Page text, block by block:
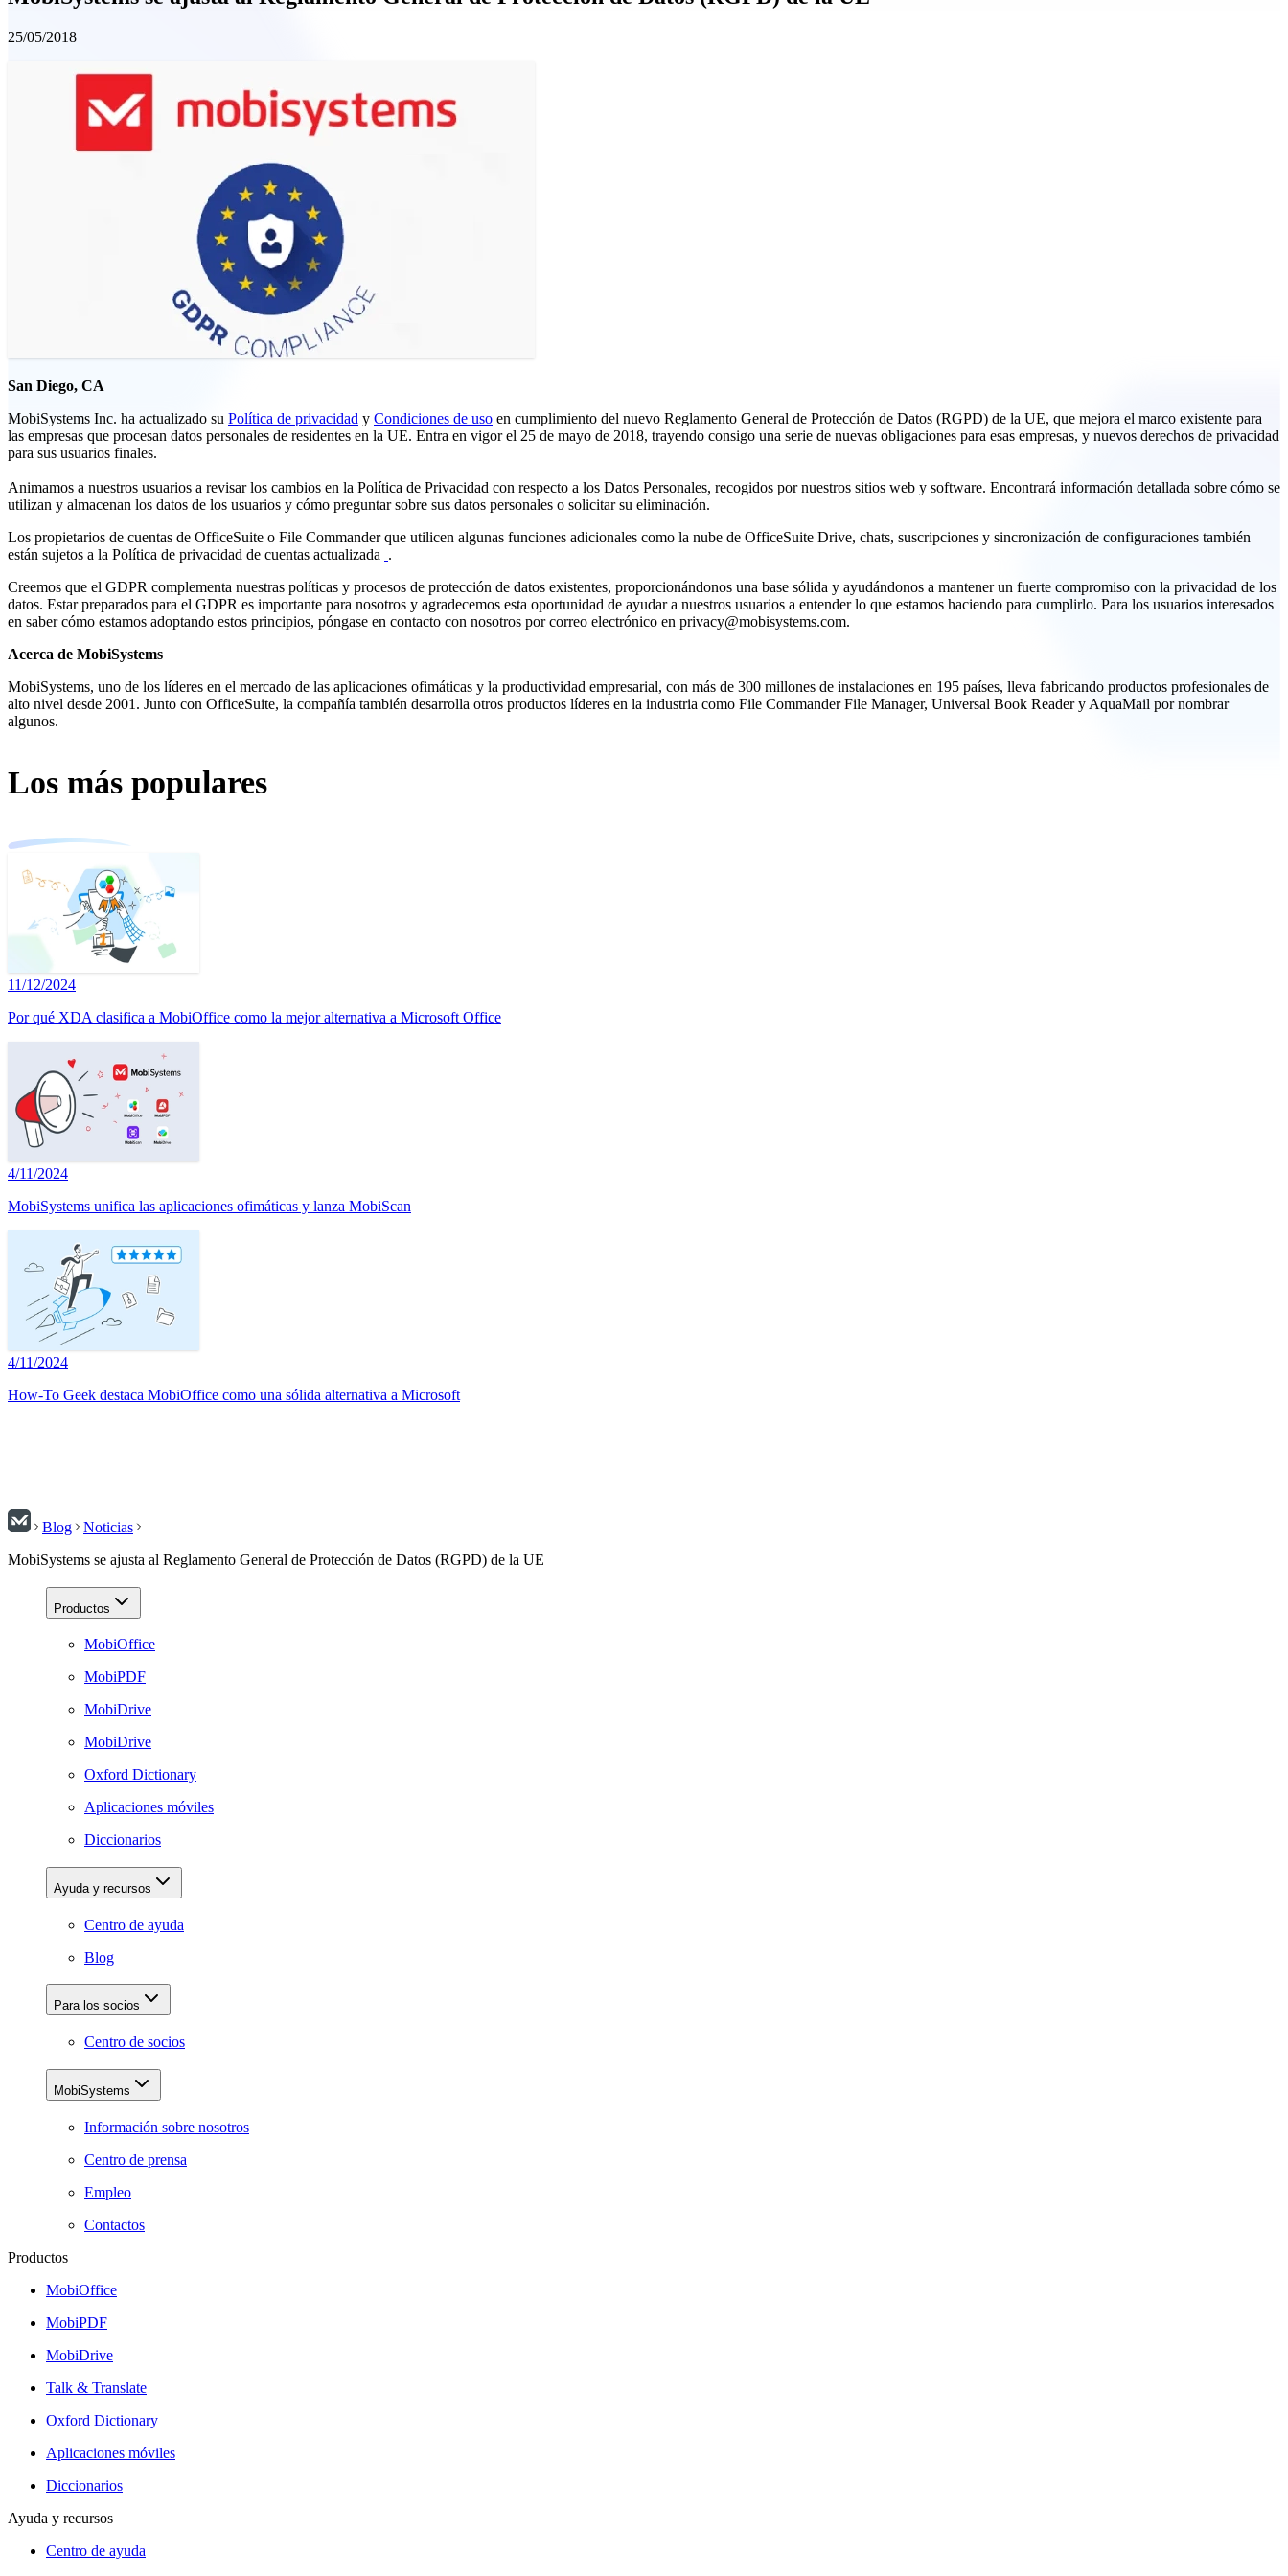
25/05/2018
San Diego, CA
MobiSystems Inc. ha actualizado su Política de privacidad y Condiciones de uso en cumplimiento del nuevo Reglamento General de Protección de Datos (RGPD) de la UE, que mejora el marco existente para
las empresas que procesan datos personales de residentes en la UE. Entra en vigor el 25 de mayo de 2018, trayendo consigo una serie de nuevas obligaciones para esas empresas, y nuevos derechos de privacidad
para sus usuarios finales.
Animamos a nuestros usuarios a revisar los cambios en la Política de Privacidad con respecto a los Datos Personales, recogidos por nuestros sitios web y software. Encontrará información detallada sobre cómo se
utilizan y almacenan los datos de los usuarios y cómo preguntar sobre sus datos personales o solicitar su eliminación.
Los propietarios de cuentas de OfficeSuite o File Commander que utilicen algunas funciones adicionales como la nube de OfficeSuite Drive, chats, suscripciones y sincronización de configuraciones también
están sujetos a la Política de privacidad de cuentas actualizada .
Creemos que el GDPR complementa nuestras políticas y procesos de protección de datos existentes, proporcionándonos una base sólida y ayudándonos a mantener un fuerte compromiso con la privacidad de los
datos. Estar preparados para el GDPR es importante para nosotros y agradecemos esta oportunidad de ayudar a nuestros usuarios a entender lo que estamos haciendo para cumplirlo. Para los usuarios interesados
en saber cómo estamos adoptando estos principios, póngase en contacto con nosotros por correo electrónico en privacy@mobisystems.com.
Acerca de MobiSystems
MobiSystems, uno de los líderes en el mercado de las aplicaciones ofimáticas y la productividad empresarial, con más de 300 millones de instalaciones en 195 países, lleva fabricando productos profesionales de
alto nivel desde 2001. Junto con OfficeSuite, la compañía también desarrolla otros productos líderes en la industria como File Commander File Manager, Universal Book Reader y AquaMail por nombrar
algunos.
Los más populares
11/12/2024
Por qué XDA clasifica a MobiOffice como la mejor alternativa a Microsoft Office
4/11/2024
MobiSystems unifica las aplicaciones ofimáticas y lanza MobiScan
4/11/2024
How-To Geek destaca MobiOffice como una sólida alternativa a Microsoft
Blog
Noticias
MobiSystems se ajusta al Reglamento General de Protección de Datos (RGPD) de la UE
Productos
MobiOffice
MobiPDF
MobiDrive
MobiDrive
Oxford Dictionary
Aplicaciones móviles
Diccionarios
Ayuda y recursos
Centro de ayuda
Blog
Para los socios
Centro de socios
MobiSystems
Información sobre nosotros
Centro de prensa
Empleo
Contactos
Productos
MobiOffice
MobiPDF
MobiDrive
Talk & Translate
Oxford Dictionary
Aplicaciones móviles
Diccionarios
Ayuda y recursos
Centro de ayuda